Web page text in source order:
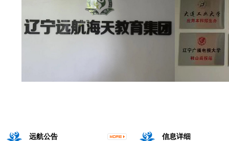
远航公告
普通话考试注意事项
信息详细